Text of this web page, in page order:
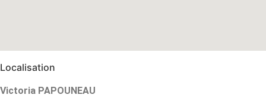
Localisation
Victoria PAPOUNEAU